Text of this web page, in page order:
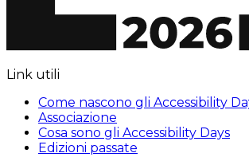
Link utili
Come nascono gli Accessibility
Associazione
Cosa sono gli Accessibility Days
Edizioni passate